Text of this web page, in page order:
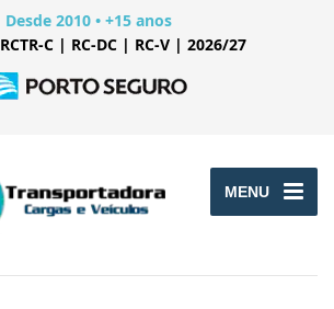
Desde 2010 • +15 anos
C | RC-DC | RC-V | 2026/27
MENU